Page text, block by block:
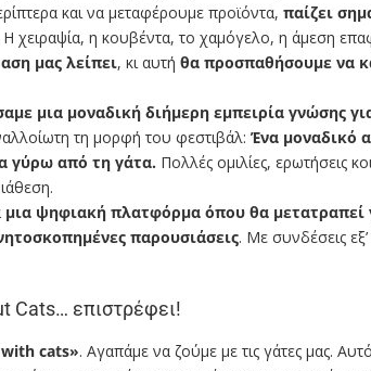
και να μεταφέρουμε προϊόντα, παίζει
Η χειραψία, η κουβέντα, το χαμόγελο, η άμεση
μας λείπει, κι αυτή θα προσπαθήσουμε να
μια μοναδική διήμερη εμπειρία γνώσης
τη μορφή του φεστιβάλ: Ένα μοναδικό
γύρω από τη γάτα. Πολλές ομιλίες, ερωτήσεις
μια ψηφιακή πλατφόρμα όπου θα μετατραπεί
παρουσιάσεις. Με συνδέσεις
Cats… επιστρέφει!
cats». Αγαπάμε να ζούμε με τις γάτες μας.